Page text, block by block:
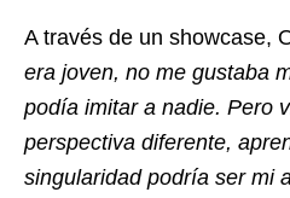
A través de un showcase,
era joven, no me gustaba
podía imitar a nadie. Pero
perspectiva diferente,
singularidad podría ser mi